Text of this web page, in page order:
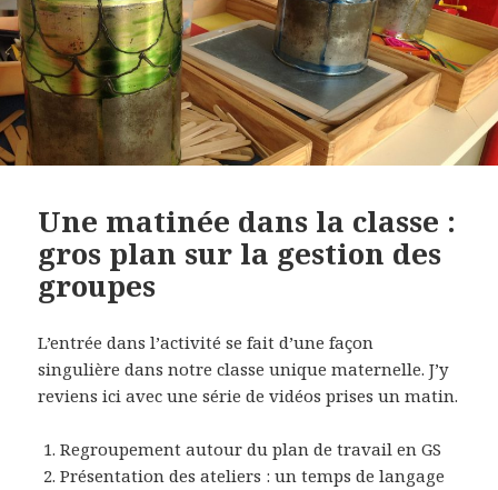
Une matinée dans la classe :
gros plan sur la gestion des
groupes
L’entrée dans l’activité se fait d’une façon
singulière dans notre classe unique maternelle. J’y
reviens ici avec une série de vidéos prises un matin.
Regroupement autour du plan de travail en GS
Présentation des ateliers : un temps de langage